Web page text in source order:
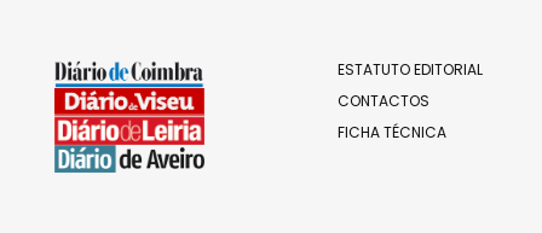
ESTATUTO EDITORIAL
CONTACTOS
FICHA TÉCNICA